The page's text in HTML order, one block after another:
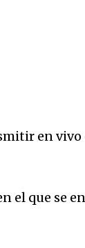
en vivo
el que se